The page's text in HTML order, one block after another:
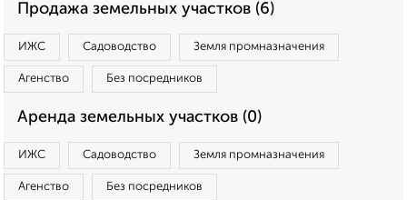
Продажа земельных участков (6)
ИЖС Садоводство Земля промназначения
Агенство Без посредников
Аренда земельных участков (0)
ИЖС Садоводство Земля промназначения
Агенство Без посредников